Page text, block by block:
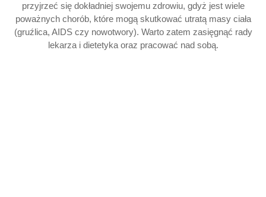
przyjrzeć się dokładniej swojemu zdrowiu, gdyż jest wiele
poważnych chorób, które mogą skutkować utratą masy ciała
(gruźlica, AIDS czy nowotwory). Warto zatem zasięgnąć rady
lekarza i dietetyka oraz pracować nad sobą.